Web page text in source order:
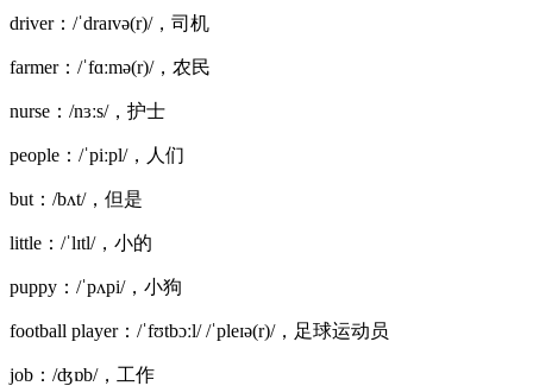
driver：/ˈdraɪvə(r)/，司机
farmer：/ˈfɑːmə(r)/，农民
nurse：/nɜːs/，护士
people：/ˈpiːpl/，人们
but：/bʌt/，但是
little：/ˈlɪtl/，小的
puppy：/ˈpʌpi/，小狗
football player：/ˈfʊtbɔːl/ /ˈpleɪə(r)/，足球运动员
job：/ʤɒb/，工作